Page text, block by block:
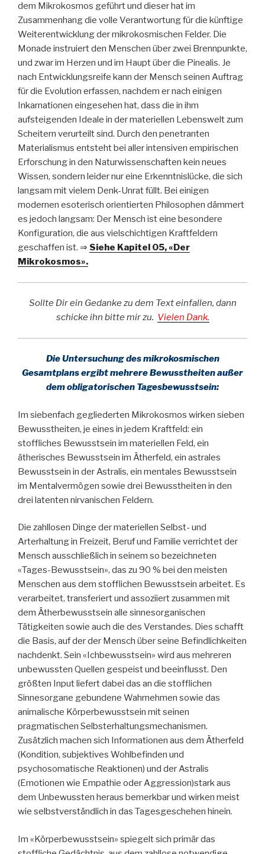
dem Mikrokosmos geführt und dieser hat im
Zusammenhang die volle Verantwortung für die künftige
Weiterentwicklung der mikrokosmischen Felder. Die
Monade instruiert den Menschen über zwei Brennpunkte,
und zwar im Herzen und im Haupt über die Pinealis. Je
nach Entwicklungsreife kann der Mensch seinen Auftrag
für die Evolution erfassen, nachdem er nach einigen
Inkarnationen eingesehen hat, dass die in ihm
aufsteigenden Ideale in der materiellen Lebenswelt zum
Scheitern verurteilt sind. Durch den penetranten
Materialismus entsteht bei aller intensiven empirischen
Erforschung in den Naturwissenschaften kein neues
Wissen, sondern leider nur eine Erkenntnislücke, die sich
langsam mit vielem Denk-Unrat füllt. Bei einigen
modernen esoterisch orientierten Philosophen dämmert
es jedoch langsam: Der Mensch ist eine besondere
Konfiguration, die aus vielschichtigen Kraftfeldern
geschaffen ist. ⇒ Siehe Kapitel 05, «Der
Mikrokosmos».
Sollte Dir ein Gedanke zu dem Text einfallen, dann
schicke ihn bitte mir zu. Vielen Dank.
Die Untersuchung des mikrokosmischen
Gesamtplans ergibt mehrere Bewusstheiten außer
dem obligatorischen Tagesbewusstsein:
Im siebenfach gegliederten Mikrokosmos wirken sieben
Bewusstheiten, je eines in jedem Kraftfeld: ein
stoffliches Bewusstsein im materiellen Feld, ein
ätherisches Bewusstsein im Ätherfeld, ein astrales
Bewusstsein in der Astralis, ein mentales Bewusstsein
im Mentalvermögen sowie drei Bewusstheiten in den
drei latenten nirvanischen Feldern.
Die zahllosen Dinge der materiellen Selbst- und
Arterhaltung in Freizeit, Beruf und Familie verrichtet der
Mensch ausschließlich in seinem so bezeichneten
«Tages-Bewusstsein», das zu 90 % bei den meisten
Menschen aus dem stofflichen Bewusstsein arbeitet. Es
verarbeitet, transferiert und assoziiert zusammen mit
dem Ätherbewusstsein alle sinnesorganischen
Tätigkeiten sowie auch die des Verstandes. Dies schafft
die Basis, auf der der Mensch über seine Befindlichkeiten
nachdenkt. Sein «Ichbewusstsein» wird aus mehreren
unbewussten Quellen gespeist und beeinflusst. Den
größten Input liefert dabei das an die stofflichen
Sinnesorgane gebundene Wahrnehmen sowie das
animalische Körperbewusstsein mit seinen
pragmatischen Selbsterhaltungsmechanismen.
Zusätzlich machen sich Informationen aus dem Ätherfeld
(Kondition, subjektives Wohlbefinden und
psychosomatische Reaktionen) und der Astralis
(Emotionen wie Empathie oder Aggression)stark aus
dem Unbewussten heraus bemerkbar und wirken meist
wie selbstverständlich in das Tagesgeschehen hinein.
Im «Körperbewusstsein» spiegelt sich primär das